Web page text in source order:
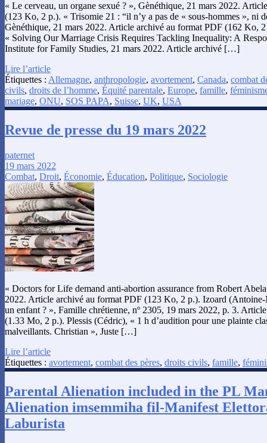
« Le cerveau, un organe sexué ? », Gènéthique, 21 mars 2022.
(123 Ko, 2 p.). « Trisomie 21 : “il n’y a pas de « sous-hommes », ni
Gènéthique, 21 mars 2022. Article archivé au format PDF (162 Ko,
« Solving Our Marriage Crisis Requires Tackling Inequality: A
Institute for Family Studies, 21 mars 2022. Article archivé […]
Lire l’article
Étiquettes : Allemagne, anthropologie, avortement, Canada, combat
civils, droits de l’homme, Équité parentale, Europe, famille,
mariage, ONU, SOS PAPA, Suisse, UK, USA
Revue de presse du 19 mars 2022
paternet
19 mars 2022
Combat, Droit, Économie, Éducation, Politique, Sociologie
« Doctors for Life demand anti-abortion assurance from Robert
2022. Article archivé au format PDF (123 Ko, 2 p.). Izoard
un enfant ? », Famille chrétienne, nº 2305, 19 mars 2022, p. 3.
(1.33 Mo, 2 p.). Plessis (Cédric), « 1 h d’audition pour une plainte
malveillants. Christian », Juste […]
Lire l’article
Étiquettes : avortement, combat des pères, droits civils, famille,
Parental Alienation included in the PL
Alienation imsemmiha fil-Manifest
Laburista